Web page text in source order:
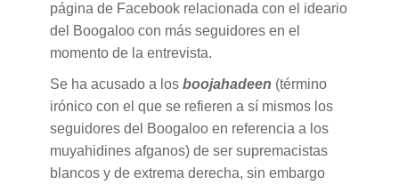
página de Facebook relacionada con el ideario
del Boogaloo con más seguidores en el
momento de la entrevista.
Se ha acusado a los boojahadeen (término
irónico con el que se refieren a sí mismos los
seguidores del Boogaloo en referencia a los
muyahidines afganos) de ser supremacistas
blancos y de extrema derecha, sin embargo